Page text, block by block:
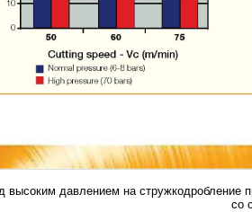
давлением на стружкодробление
со